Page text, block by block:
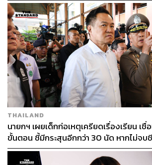
THAILAND
นายกฯ เผยเด็กก่อเหตุเครียดเรื่องเรียน เชื่
ขั้นตอน ชี้มีกระสุนอีกกว่า 30 นัด หากไม่จบ
สูญเสียเพิ่ม